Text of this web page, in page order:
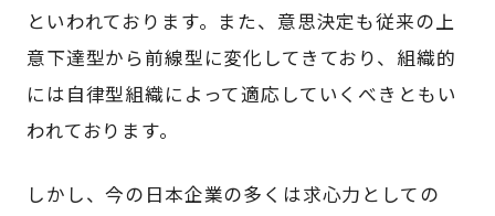
といわれております。また、意思決定も従来の上
意下達型から前線型に変化してきており、組織的
には自律型組織によって適応していくべきともい
われております。
しかし、今の日本企業の多くは求心力としての